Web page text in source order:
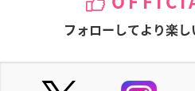
フォローしてより楽し